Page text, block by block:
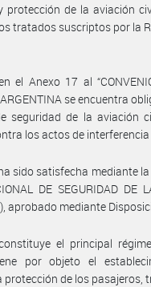
de la aviación
tratados suscriptos por la
Anexo 17 al
ARGENTINA se encuentra
seguridad de la aviación
los actos de
sido satisfecha mediante
DE SEGURIDAD DE
aprobado mediante
el principal
por objeto el
de los pasajeros,